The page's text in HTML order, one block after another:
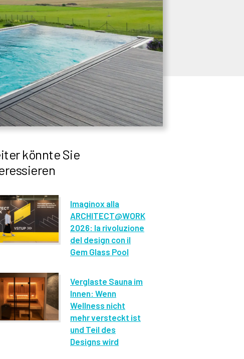
könnte Sie
Imaginox alla
ARCHITECT@WORK
2026: la rivoluzione
del design con il
Gem Glass Pool
Verglaste Sauna im
Innen: Wenn
Wellness nicht
mehr versteckt ist
und Teil des
Designs wird